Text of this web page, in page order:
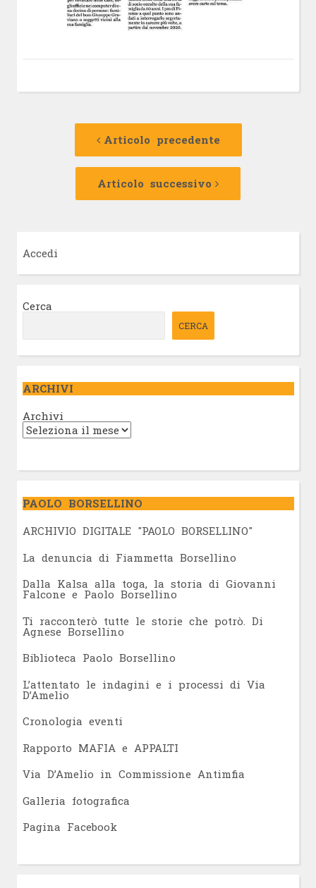
Navigazione
Articolo precedente
Articolo
Articolo successivo
Articolo
Accedi
Cerca
CERCA
ARCHIVI
Archivi
PAOLO BORSELLINO
ARCHIVIO DIGITALE "PAOLO BORSELLINO"
La denuncia di Fiammetta Borsellino
Dalla Kalsa alla toga, la storia di Giovanni
Falcone e Paolo Borsellino
Ti racconterò tutte le storie che potrò. Di
Agnese Borsellino
Biblioteca Paolo Borsellino
L’attentato le indagini e i processi di Via
D’Amelio
Cronologia eventi
Rapporto MAFIA e APPALTI
Via D’Amelio in Commissione Antimfia
Galleria fotografica
Pagina Facebook